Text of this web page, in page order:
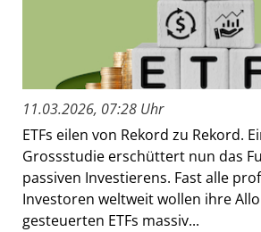
11.03.2026, 07:28 Uhr
ETFs eilen von Rekord zu Rekord.
Grossstudie erschüttert nun das
passiven Investierens. Fast alle
Investoren weltweit wollen ihre
gesteuerten ETFs massiv...